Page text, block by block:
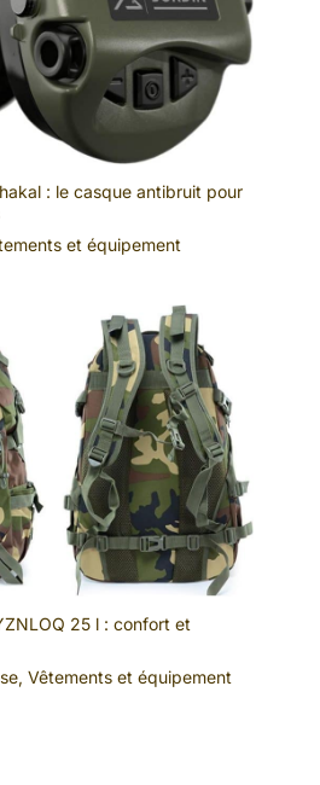
: le casque antibruit pour
et équipement
25 l : confort et
, Vêtements et équipement